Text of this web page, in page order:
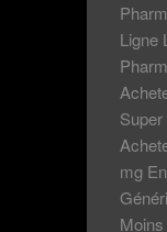
Ligne
mg